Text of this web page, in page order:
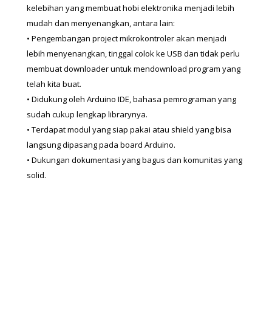
kelebihan yang membuat hobi elektronika menjadi lebih
mudah dan menyenangkan, antara lain:
• Pengembangan project mikrokontroler akan menjadi
lebih menyenangkan, tinggal colok ke USB dan tidak perlu
membuat downloader untuk mendownload program yang
telah kita buat.
• Didukung oleh Arduino IDE, bahasa pemrograman yang
sudah cukup lengkap librarynya.
• Terdapat modul yang siap pakai atau shield yang bisa
langsung dipasang pada board Arduino.
• Dukungan dokumentasi yang bagus dan komunitas yang
solid.